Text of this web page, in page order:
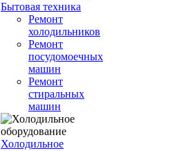
Бытовая техника
Ремонт
холодильников
Ремонт
посудомоечных
машин
Ремонт
стиральных
машин
Холодильное